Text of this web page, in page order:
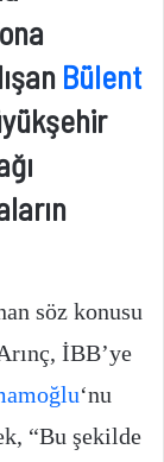
Bülent
söz konusu
İBB’ye
‘nu
“Bu şekilde